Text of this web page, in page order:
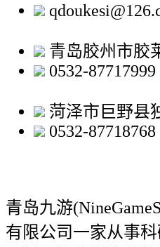
青岛胶州市胶
0532-87717999
菏泽市巨野县
0532-87718768
青岛九游
有限公司 一家从事